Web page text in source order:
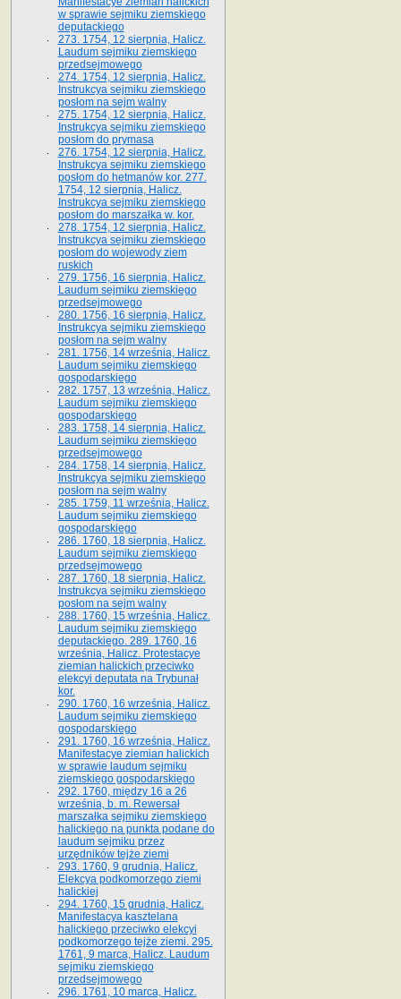
w sprawie sejmiku ziemskiego
deputackiego
273. 1754, 12 sierpnia, Halicz.
Laudum sejmiku ziemskiego
przedsejmowego
274. 1754, 12 sierpnia, Halicz.
Instrukcya sejmiku ziemskiego
posłom na sejm walny
275. 1754, 12 sierpnia, Halicz.
Instrukcya sejmiku ziemskiego
posłom do prymasa
276. 1754, 12 sierpnia, Halicz.
Instrukcya sejmiku ziemskiego
posłom do hetmanów kor. 277.
1754, 12 sierpnia, Halicz.
Instrukcya sejmiku ziemskiego
posłom do marszałka w. kor.
278. 1754, 12 sierpnia, Halicz.
Instrukcya sejmiku ziemskiego
posłom do wojewody ziem
ruskich
279. 1756, 16 sierpnia, Halicz.
Laudum sejmiku ziemskiego
przedsejmowego
280. 1756, 16 sierpnia, Halicz.
Instrukcya sejmiku ziemskiego
posłom na sejm walny
281. 1756, 14 września, Halicz.
Laudum sejmiku ziemskiego
gospodarskiego
282. 1757, 13 września, Halicz.
Laudum sejmiku ziemskiego
gospodarskiego
283. 1758, 14 sierpnia, Halicz.
Laudum sejmiku ziemskiego
przedsejmowego
284. 1758, 14 sierpnia, Halicz.
Instrukcya sejmiku ziemskiego
posłom na sejm walny
285. 1759, 11 września, Halicz.
Laudum sejmiku ziemskiego
gospodarskiego
286. 1760, 18 sierpnia, Halicz.
Laudum sejmiku ziemskiego
przedsejmowego
287. 1760, 18 sierpnia, Halicz.
Instrukcya sejmiku ziemskiego
posłom na sejm walny
288. 1760, 15 września, Halicz.
Laudum sejmiku ziemskiego
deputackiego. 289. 1760, 16
września, Halicz. Protestacye
ziemian halickich przeciwko
elekcyi deputata na Trybunał
kor.
290. 1760, 16 września, Halicz.
Laudum sejmiku ziemskiego
gospodarskiego
291. 1760, 16 września, Halicz.
Manifestacye ziemian halickich
w sprawie laudum sejmiku
ziemskiego gospodarskiego
292. 1760, między 16 a 26
września, b. m. Rewersał
marszałka sejmiku ziemskiego
halickiego na punkta podane do
laudum sejmiku przez
urzędników tejże ziemi
293. 1760, 9 grudnia, Halicz.
Elekcya podkomorzego ziemi
halickiej
294. 1760, 15 grudnia, Halicz.
Manifestacya kasztelana
halickiego przeciwko elekcyi
podkomorzego tejże ziemi. 295.
1761, 9 marca, Halicz. Laudum
sejmiku ziemskiego
przedsejmowego
296. 1761, 10 marca, Halicz.